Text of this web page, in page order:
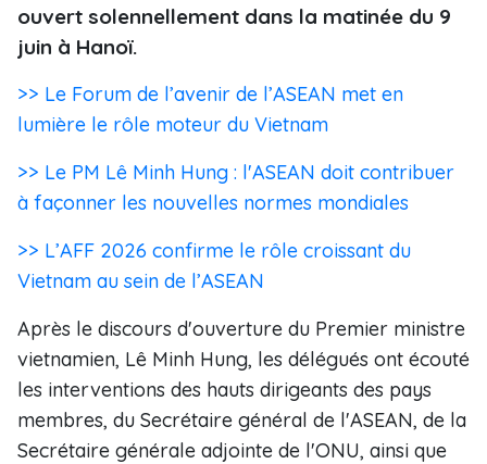
ouvert solennellement dans la matinée du 9
juin à Hanoï.
>> Le Forum de l’avenir de l’ASEAN met en
lumière le rôle moteur du Vietnam
>> Le PM Lê Minh Hung : l'ASEAN doit contribuer
à façonner les nouvelles normes mondiales
>> L’AFF 2026 confirme le rôle croissant du
Vietnam au sein de l’ASEAN
Après le discours d'ouverture du Premier ministre
vietnamien, Lê Minh Hung, les délégués ont écouté
les interventions des hauts dirigeants des pays
membres, du Secrétaire général de l'ASEAN, de la
Secrétaire générale adjointe de l'ONU, ainsi que